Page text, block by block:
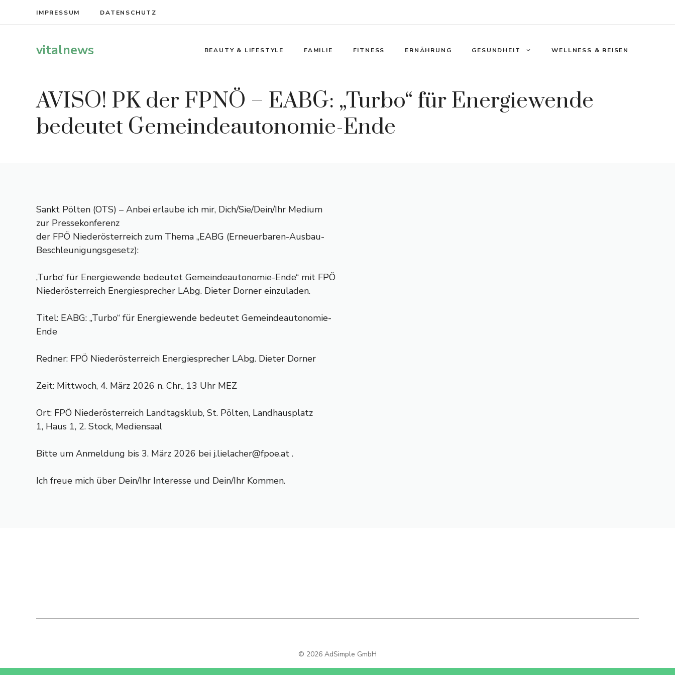
IMPRESSUM DATENSCHUTZ
vitalnews BEAUTY & LIFESTYLE FAMILIE FITNESS ERNÄHRUNG GESUNDHEIT WELLNESS & REISEN
AVISO! PK der FPNÖ – EABG: „Turbo“ für Energiewende
bedeutet Gemeindeautonomie-Ende
Sankt Pölten (OTS) – Anbei erlaube ich mir, Dich/Sie/Dein/Ihr Medium
zur Pressekonferenz
der FPÖ Niederösterreich zum Thema „EABG (Erneuerbaren-Ausbau-
Beschleunigungsgesetz):
‚Turbo‘ für Energiewende bedeutet Gemeindeautonomie-Ende“ mit FPÖ
Niederösterreich Energiesprecher LAbg. Dieter Dorner einzuladen.
Titel: EABG: „Turbo“ für Energiewende bedeutet Gemeindeautonomie-
Ende
Redner: FPÖ Niederösterreich Energiesprecher LAbg. Dieter Dorner
Zeit: Mittwoch, 4. März 2026 n. Chr., 13 Uhr MEZ
Ort: FPÖ Niederösterreich Landtagsklub, St. Pölten, Landhausplatz
1, Haus 1, 2. Stock, Mediensaal
Bitte um Anmeldung bis 3. März 2026 bei j.lielacher@fpoe.at .
Ich freue mich über Dein/Ihr Interesse und Dein/Ihr Kommen.
© 2026 AdSimple GmbH